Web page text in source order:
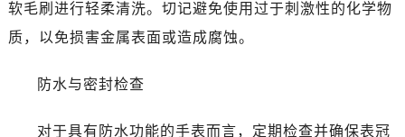
青岛市南区山东路6号华润大厦B座22层04室（需提前预约）
软毛刷进行轻柔清洗。切记避免使用过于刺激性的化学物
质，以免损害金属表面或造成腐蚀。
防水与密封检查
对于具有防水功能的手表而言，定期检查并确保表冠